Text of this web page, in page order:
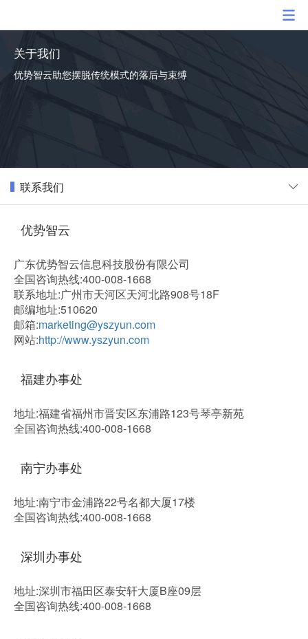
关于我们
优势智云助您摆脱传统模式的落后与束缚
联系我们
优势智云
广东优势智云信息科技股份有限公司
全国咨询热线:400-008-1668
联系地址:广州市天河区天河北路908号18F
邮编地址:510620
邮箱:marketing@yszyun.com
网站:http://www.yszyun.com
福建办事处
地址:福建省福州市晋安区东浦路123号琴亭新苑
全国咨询热线:400-008-1668
南宁办事处
地址:南宁市金浦路22号名都大厦17楼
全国咨询热线:400-008-1668
深圳办事处
地址:深圳市福田区泰安轩大厦B座09层
全国咨询热线:400-008-1668